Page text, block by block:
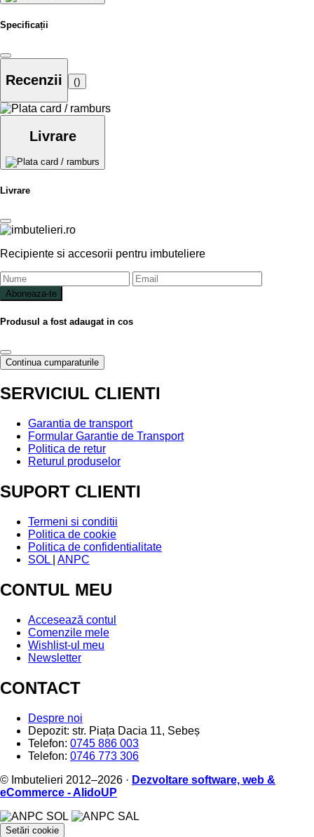
Specificații
Recenzii ()
Livrare
Livrare
Recipiente si accesorii pentru imbuteliere
Aboneaza-te
Produsul a fost adaugat in cos
Continua cumparaturile
SERVICIUL CLIENTI
Garantia de transport
Formular Garantie de Transport
Politica de retur
Returul produselor
SUPORT CLIENTI
Termeni si conditii
Politica de cookie
Politica de confidentialitate
SOL
ANPC
CONTUL MEU
Accesează contul
Comenzile mele
Wishlist-ul meu
Newsletter
CONTACT
Despre noi
Depozit: str. Piața Dacia 11, Sebeș
Telefon: 0745 886 003
Telefon: 0746 773 306
© Imbutelieri 2012–2026 · Dezvoltare software, web &
eCommerce - AlidoUP
Setări cookie